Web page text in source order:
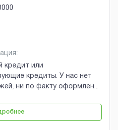
кредит или
кредиты. У нас нет
ни по факту оформлен...